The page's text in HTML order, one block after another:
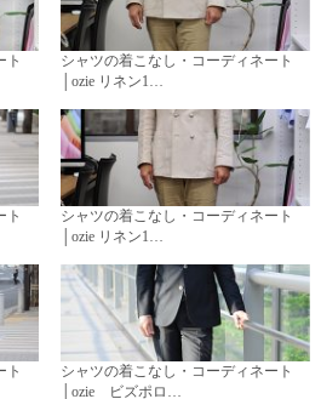
ト
シャツの着こなし・コーディネート
│ozie リネン1…
ト
シャツの着こなし・コーディネート
│ozie リネン1…
ト
シャツの着こなし・コーディネート
│ozie ビズポロ…